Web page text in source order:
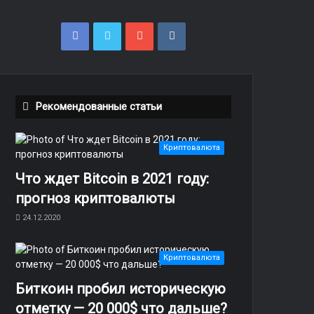
e
b
o
t
r
u
e
o
Рекомендованные статьи
Криптовалюта
Что ждет Bitcoin в 2021 году:
прогноз криптовалюты
24.12.2020
Криптовалюта
Биткоин пробил историческую
отметку — 20 000$ что дальше?